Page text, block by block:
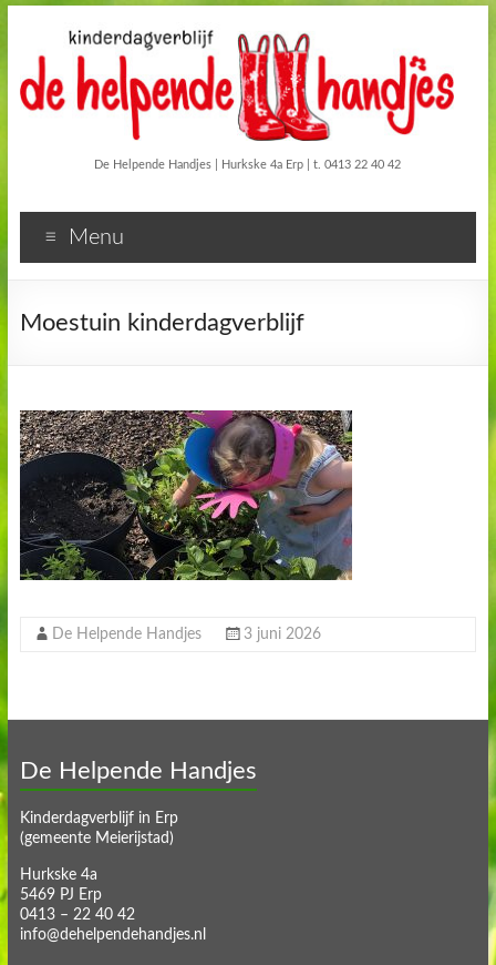
De Helpende Handjes | Hurkske 4a Erp | t. 0413 22 40 42
Menu
Moestuin kinderdagverblijf
De Helpende Handjes 3 juni 2026
De Helpende Handjes
Kinderdagverblijf in Erp
(gemeente Meierijstad)
Hurkske 4a
5469 PJ Erp
0413 – 22 40 42
info@dehelpendehandjes.nl